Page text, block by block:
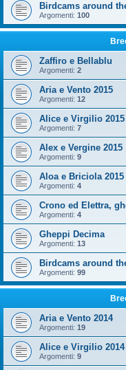
Birdcams around
Argomenti: 100
Zaffiro e Bellablu
Argomenti: 2
Aria e Vento 2015
Argomenti: 12
Alice e Virgilio 2015
Argomenti: 7
Alex e Vergine 2015
Argomenti: 9
Aloa e Briciola 2015
Argomenti: 4
Crono ed Elettra,
Argomenti: 4
Gheppi Decima
Argomenti: 13
Birdcams around
Argomenti: 99
Aria e Vento 2014
Argomenti: 19
Alice e Virgilio 2014
Argomenti: 9